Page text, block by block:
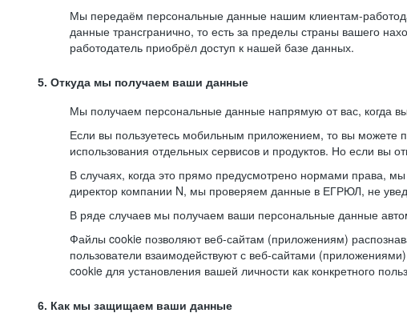
Мы передаём персональные данные нашим клиентам-
данные трансгранично, то есть за пределы страны вашего
работодатель приобрёл доступ к нашей базе данных.
5. Откуда мы получаем ваши данные
Мы получаем персональные данные напрямую от вас, когда
Если вы пользуетесь мобильным приложением, то вы можете
использования отдельных сервисов и продуктов. Но если вы
В случаях, когда это прямо предусмотрено нормами права,
директор компании N, мы проверяем данные в ЕГРЮЛ, не
В ряде случаев мы получаем ваши персональные данные
Файлы cookie позволяют веб-сайтам (приложениям)
пользователи взаимодействуют с веб-сайтами
cookie для установления вашей личности как конкретного
6. Как мы защищаем ваши данные